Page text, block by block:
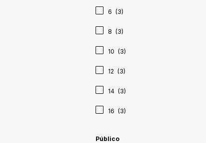
6 (3)
8 (3)
10 (3)
12 (3)
14 (3)
16 (3)
Público